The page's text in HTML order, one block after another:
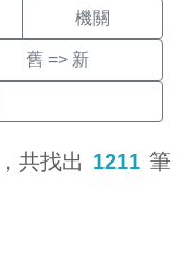
機關
舊 => 新
，共找出 1211 筆